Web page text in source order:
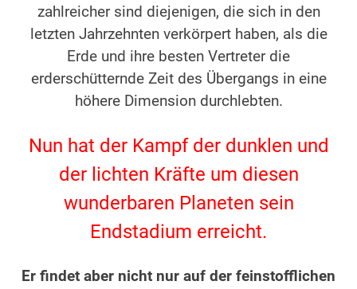
zahlreicher sind diejenigen, die sich in den
letzten Jahrzehnten verkörpert haben, als die
Erde und ihre besten Vertreter die
erderschütternde Zeit des Übergangs in eine
höhere Dimension durchlebten.
Nun hat der Kampf der dunklen und
der lichten Kräfte um diesen
wunderbaren Planeten sein
Endstadium erreicht.
Er findet aber nicht nur auf der feinstofflichen